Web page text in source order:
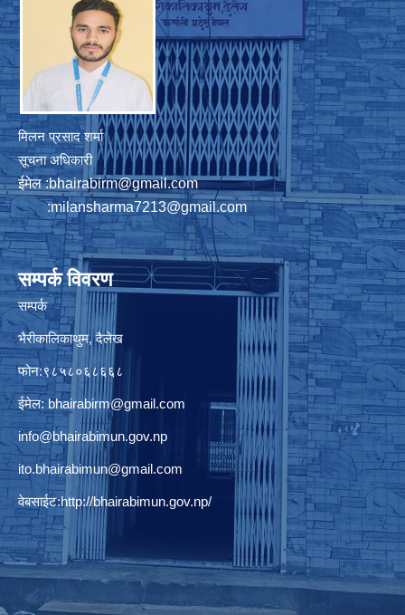
मिलन प्रसाद शर्मा
सूचना अधिकारी
ईमेल :bhairabirm@gmail.com
:milansharma7213@gmail.com
सम्पर्क विवरण
सम्पर्क
भैरीकालिकाथुम, दैलेख
फोन:९८५८०६८६६८
ईमेल: bhairabirm@gmail.com
info@bhairabimun.gov.np
ito.bhairabimun@gmail.com
वेबसाईट:http://bhairabimun.gov.np/